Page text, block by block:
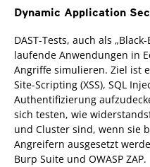
Dynamic Application
DAST-Tests, auch als
laufende Anwendungen in
Angriffe simulieren. Ziel ist
Site-Scripting (XSS), SQL
Authentifizierung
sich testen, wie
und Cluster sind, wenn sie
Angreifern ausgesetzt
Burp Suite und OWASP ZAP.